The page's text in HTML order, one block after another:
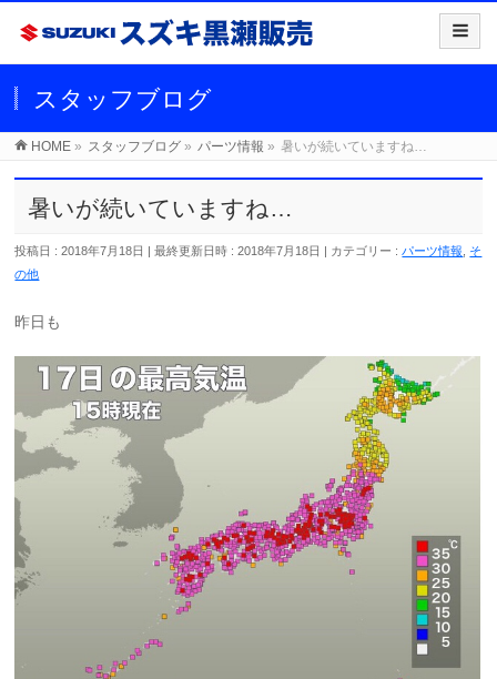
スタッフブログ
HOME » スタッフブログ » パーツ情報 » 暑いが続いていますね…
暑いが続いていますね…
投稿日 : 2018年7月18日 最終更新日時 : 2018年7月18日 カテゴリー : パーツ情報
そ
の他
昨日も